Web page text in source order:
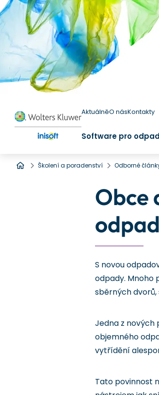
AktuálněO násKontakty
Software pro
Úvod
Školení a poradenství Odborné
Obce
S novou
odpady. Mnoho
sběrných
Jedna z nových
objemného
vytřídění
Tato povinnost